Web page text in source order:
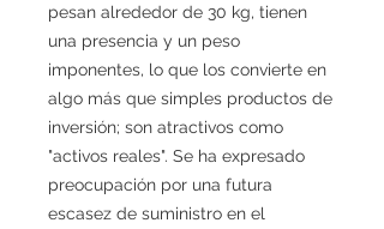
pesan alrededor de 30 kg, tienen
una presencia y un peso
imponentes, lo que los convierte en
algo más que simples productos de
inversión; son atractivos como
"activos reales". Se ha expresado
preocupación por una futura
escasez de suministro en el